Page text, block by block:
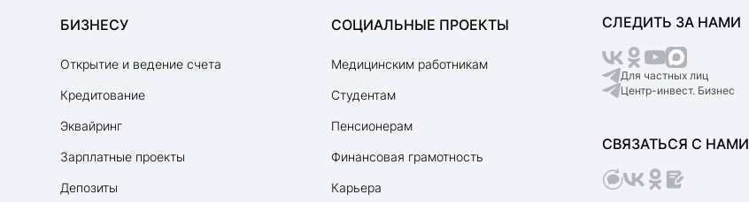
БИЗНЕСУ
Открытие и ведение счета
Кредитование
Эквайринг
Зарплатные проекты
Депозиты
СОЦИАЛЬНЫЕ ПРОЕКТЫ
Медицинским работникам
Студентам
Пенсионерам
Финансовая грамотность
Карьера
СЛЕДИТЬ ЗА НАМИ
Для частных лиц
Центр-инвест. Бизнес
СВЯЗАТЬСЯ С НАМИ